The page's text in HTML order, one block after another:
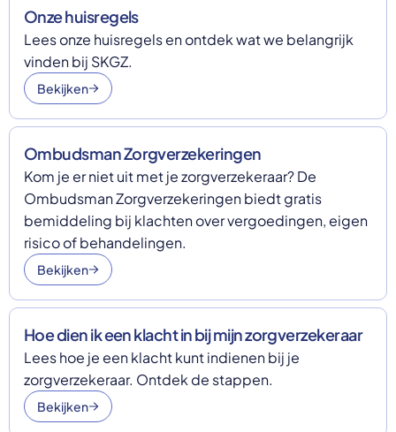
Onze huisregels
Lees onze huisregels en ontdek wat we belangrijk
vinden bij SKGZ.
Bekijken
Ombudsman Zorgverzekeringen
Kom je er niet uit met je zorgverzekeraar? De
Ombudsman Zorgverzekeringen biedt gratis
bemiddeling bij klachten over vergoedingen, eigen
risico of behandelingen.
Bekijken
Hoe dien ik een klacht in bij mijn zorgverzekeraar
Lees hoe je een klacht kunt indienen bij je
zorgverzekeraar. Ontdek de stappen.
Bekijken